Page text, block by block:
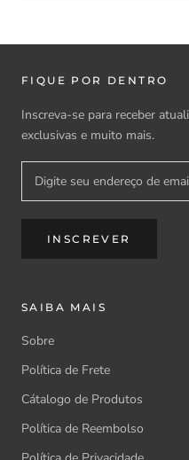
FIQUE POR DENTRO
Inscreva-se para receber
exclusivas e muito mais.
INSCREVER
SAIBA MAIS
Sobre
Política de Frete
Cátalogo de Produtos
Política de Reembolso